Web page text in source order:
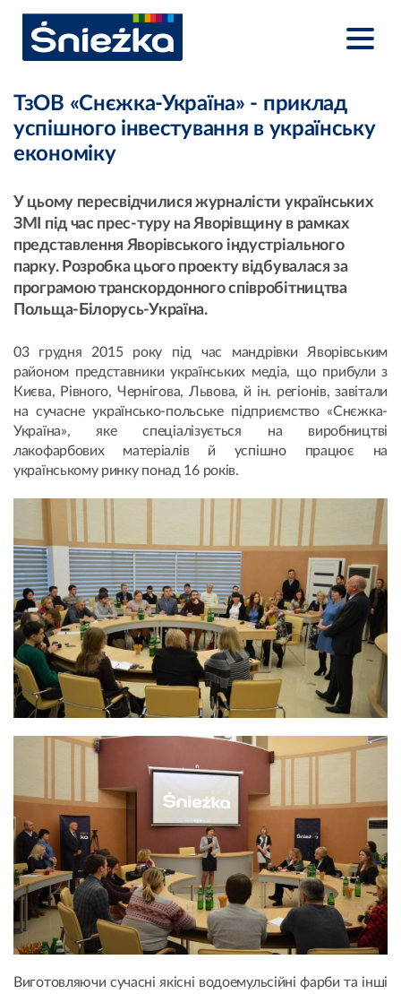
ТзОВ «Снєжка-Україна» - приклад
успішного інвестування в українську
економіку
У цьому пересвідчилися журналісти українських
ЗМІ під час прес-туру на Яворівщину в рамках
представлення Яворівського індустріального
парку. Розробка цього проекту відбувалася за
програмою транскордонного співробітництва
Польща-Білорусь-Україна.
03 грудня 2015 року під час мандрівки Яворівським
районом представники українських медіа, що прибули з
Києва, Рівного, Чернігова, Львова, й ін. регіонів, завітали
на сучасне українсько-польське підприємство «Снєжка-
Україна», яке спеціалізується на виробництві
лакофарбових матеріалів й успішно працює на
українському ринку понад 16 років.
Виготовляючи сучасні якісні водоемульсійні фарби та інші